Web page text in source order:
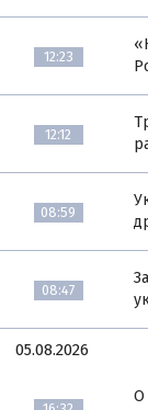
12:23
12:12
08:59
08:47
05.08.2026
О